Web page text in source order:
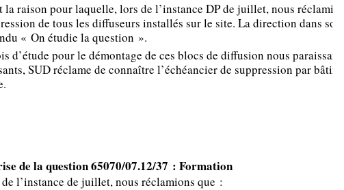
la raison pour laquelle, lors de l’instance DP de juillet, nous
de tous les diffuseurs installés sur le site. La direction dans son
« On étudie la question ».
d’étude pour le démontage de ces blocs de diffusion nous paraissant
SUD réclame de connaître l’échéancier de suppression par
de la question 65070/07.12/37 : Formation
l’instance de juillet, nous réclamions que :